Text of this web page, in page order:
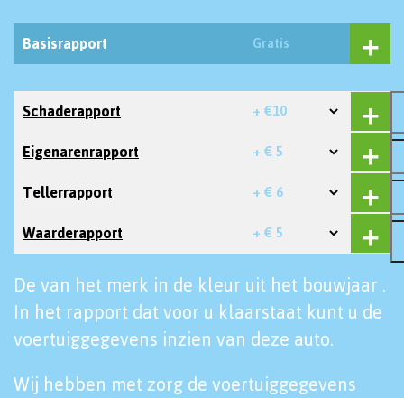
Basisrapport Gratis
Schaderapport + €10
Eigenarenrapport + € 5
Tellerrapport + € 6
Waarderapport + € 5
De van het merk in de kleur uit het bouwjaar .
In het rapport dat voor u klaarstaat kunt u de
voertuiggegevens inzien van deze auto.
Wij hebben met zorg de voertuiggegevens